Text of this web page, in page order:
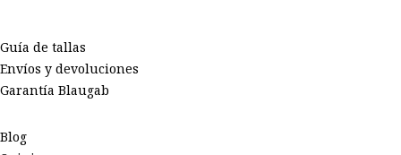
Guía de tallas
Envíos y devoluciones
Garantía Blaugab
Blog